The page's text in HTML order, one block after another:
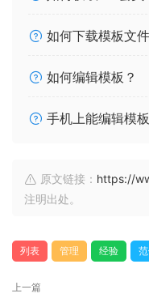
如何下载模板文
如何编辑模板？
手机上能编辑模
原文链接： https://
注明出处。
列表 管理 经验
上一篇